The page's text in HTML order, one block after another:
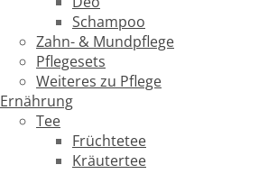
Schampoo
Zahn- & Mundpflege
Pflegesets
Weiteres zu Pflege
Ernährung
Tee
Früchtetee
Kräutertee